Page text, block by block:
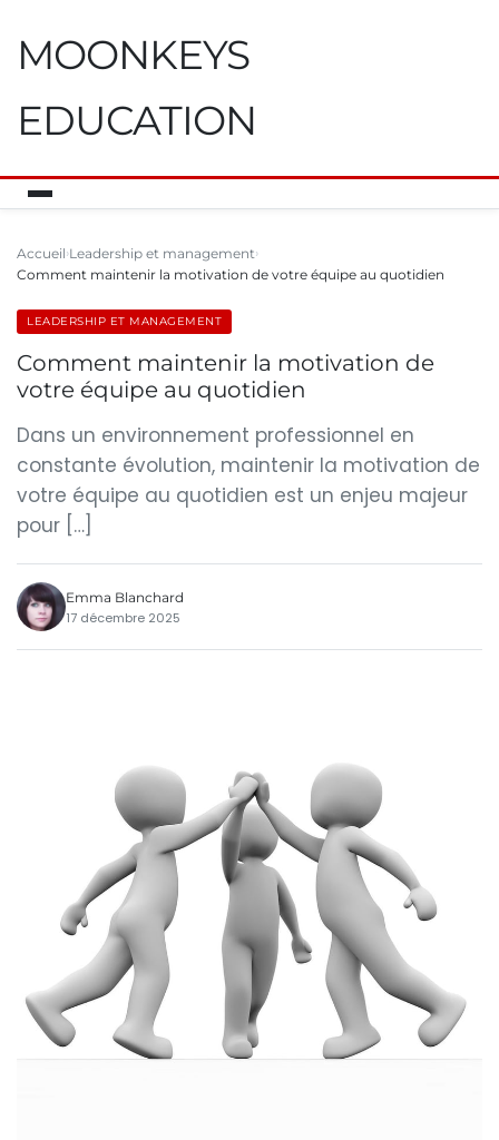
MOONKEYS
EDUCATION
Accueil Leadership et management
Comment maintenir la motivation de votre équipe au quotidien
LEADERSHIP ET MANAGEMENT
Comment maintenir la motivation de
votre équipe au quotidien
Dans un environnement professionnel en
constante évolution, maintenir la motivation de
votre équipe au quotidien est un enjeu majeur
pour […]
Emma Blanchard
17 décembre 2025